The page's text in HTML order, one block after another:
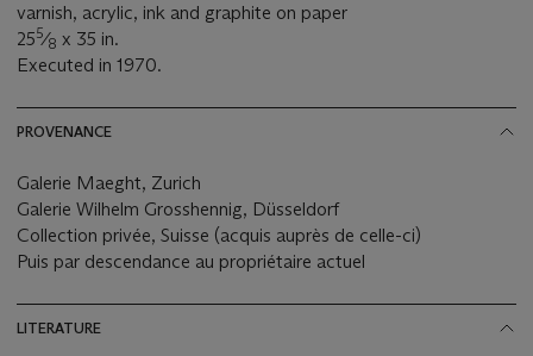
varnish, acrylic, ink and graphite on paper
255⁄8 x 35 in.
Executed in 1970.
PROVENANCE
Galerie Maeght, Zurich
Galerie Wilhelm Grosshennig, Düsseldorf
Collection privée, Suisse (acquis auprès de celle-ci)
Puis par descendance au propriétaire actuel
LITERATURE